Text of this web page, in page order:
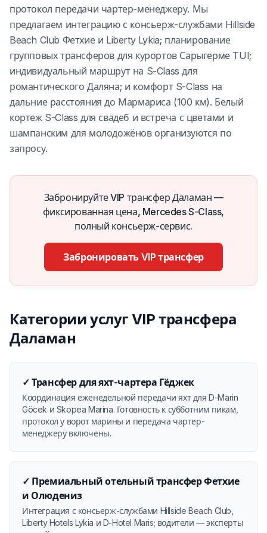
протокол передачи чартер-менеджеру. Мы
предлагаем интеграцию с консьерж-службами Hillside
Beach Club Фетхие и Liberty Lykia; планирование
групповых трансферов для курортов Сарыгерме TUI;
индивидуальный маршрут на S-Class для
романтического Даляна; и комфорт S-Class на
дальние расстояния до Мармариса (100 км). Белый
кортеж S-Class для свадеб и встреча с цветами и
шампанским для молодожёнов организуются по
запросу.
Забронируйте VIP трансфер Даламан —
фиксированная цена, Mercedes S-Class,
полный консьерж-сервис.
Забронировать VIP трансфер
Категории услуг VIP трансфера
Даламан
✓Трансфер для яхт-чартера Гёджек
Координация еженедельной передачи яхт для D-Marin
Göcek и Skopea Marina. Готовность к субботним пикам,
протокол у ворот марины и передача чартер-
менеджеру включены.
✓ Премиальный отельный трансфер Фетхие
и Олюдениз
Интеграция с консьерж-службами Hillside Beach Club,
Liberty Hotels Lykia и D-Hotel Maris; водители — эксперты